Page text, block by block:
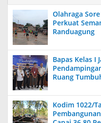
Olahraga
Perkuat
Randuagung
Bapas Kelas I
Ruang
Kodim 1022/